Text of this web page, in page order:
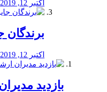
اکتبر 12, 2019
برندگان
اکتبر 12, 2019
بازدید